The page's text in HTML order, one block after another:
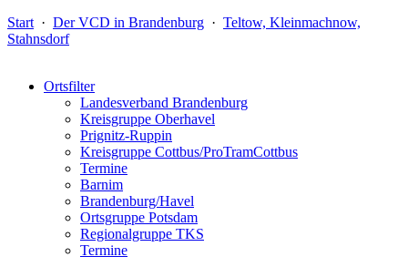
Start · Der VCD in Brandenburg · Teltow, Kleinmachnow,
Stahnsdorf
Ortsfilter
Landesverband Brandenburg
Kreisgruppe Oberhavel
Prignitz-Ruppin
Kreisgruppe Cottbus/ProTramCottbus
Termine
Barnim
Brandenburg/Havel
Ortsgruppe Potsdam
Regionalgruppe TKS
Termine